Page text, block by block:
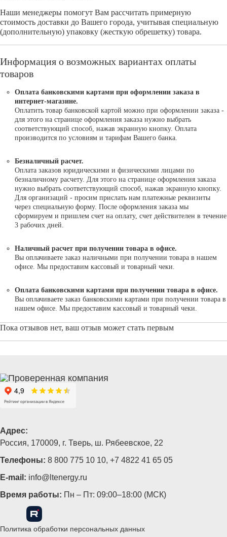
Наши менеджеры помогут Вам рассчитать примерную
стоимость доставки до Вашего города, учитывая специальную
(дополнительную) упаковку (жесткую обрешетку) товара.
Информация о возможных вариантах оплаты
товаров
Оплата банковскими картами при оформлении заказа в
интернет-магазине.
Оплатить товар банковской картой можно при оформлении заказа -
для этого на странице оформления заказа нужно выбрать
соответствующий способ, нажав экранную кнопку. Оплата
производится по условиям и тарифам Вашего банка.
Безналичный расчет.
Оплата заказов юридическими и физическими лицами по
безналичному расчету. Для этого на странице оформления заказа
нужно выбрать соответствующий способ, нажав экранную кнопку.
Для организаций - просим прислать нам платежные реквизиты
через специальную форму. После оформления заказа мы
сформируем и пришлем счет на оплату, счет действителен в течение
3 рабочих дней.
Наличный расчет при получении товара в офисе.
Вы оплачиваете заказ наличными при получении товара в нашем
офисе. Мы предоставим кассовый и товарный чеки.
Оплата банковскими картами при получении товара в офисе.
Вы оплачиваете заказ банковскими картами при получении товара в
нашем офисе. Мы предоставим кассовый и товарный чеки.
Пока отзывов нет, ваш отзыв может стать первым
Адрес:
Россия, 170009, г. Тверь, ш. Рябеевское, 22
Телефоны: 8 800 775 10 10, +7 4822 41 65 05
E-mail: info@ltenergy.ru
Время работы: Пн – Пт: 09:00–18:00 (МСК)
Политика обработки персональных данных